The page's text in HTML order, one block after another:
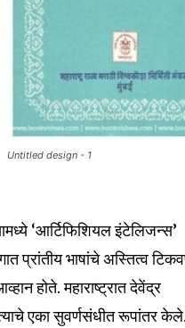
Untitled design - 1
‘आर्टिफिशियल इंटेलिजन्स’
प्रांतीय भाषांचे अस्तित्व
होते. महाराष्ट्रात देवेंद्र
एका सुवर्णसंधीत रूपांतर केले.